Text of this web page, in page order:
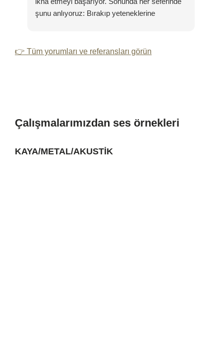
şunu anlıyoruz: Bırakıp yeteneklerine
👉 Tüm yorumları ve referansları görün
Çalışmalarımızdan ses örnekleri
KAYA/METAL/AKUSTİK